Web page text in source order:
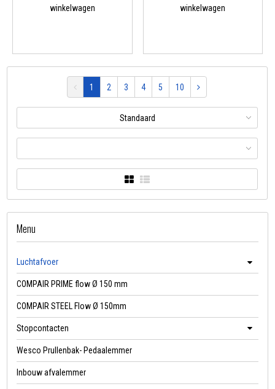
winkelwagen
winkelwagen
1 2 3 4 5 10
Standaard
Menu
Luchtafvoer
COMPAIR PRIME flow Ø 150 mm
COMPAIR STEEL Flow Ø 150mm
Stopcontacten
Wesco Prullenbak- Pedaalemmer
Inbouw afvalemmer